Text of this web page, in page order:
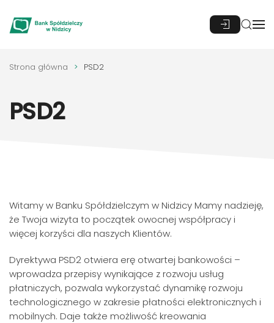
Przejdź do głównej treści
Strona główna PSD2
PSD2
Witamy w Banku Spółdzielczym w Nidzicy Mamy nadzieję,
że Twoja wizyta to początek owocnej współpracy i
więcej korzyści dla naszych Klientów.
Dyrektywa PSD2 otwiera erę otwartej bankowości –
wprowadza przepisy wynikające z rozwoju usług
płatniczych, pozwala wykorzystać dynamikę rozwoju
technologicznego w zakresie płatności elektronicznych i
mobilnych. Daje także możliwość kreowania